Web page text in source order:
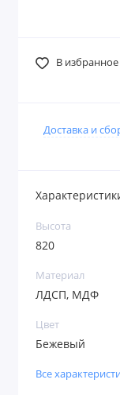
В избранное
Доставка и
Высота
820
Материал
ЛДСП, МДФ
Цвет
Бежевый
Все